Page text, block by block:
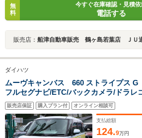
無
料
今すぐ在庫確認・見積
電話する
販売店： 船津自動車販売 鶴ヶ島若葉店 ＪＵ適正販売
ダイハツ
ムーヴキャンバス 660 ストライプス
フルセグナビ/ETC/バックカメラ/ドラレ
グブレーキ/両側電動スライドドア/衝突
シートヒーター/禁煙車/LEDヘッドライ
ホットカップホルダー
販売店保証 購入プラン付 オンライン相談可
支払総額
124.9万円